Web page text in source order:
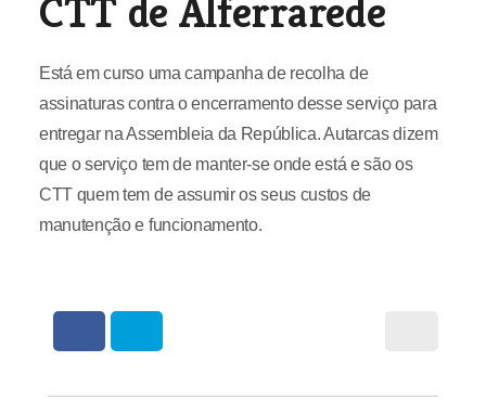
CTT de Alferrarede
Está em curso uma campanha de recolha de
assinaturas contra o encerramento desse serviço para
entregar na Assembleia da República. Autarcas dizem
que o serviço tem de manter-se onde está e são os
CTT quem tem de assumir os seus custos de
manutenção e funcionamento.